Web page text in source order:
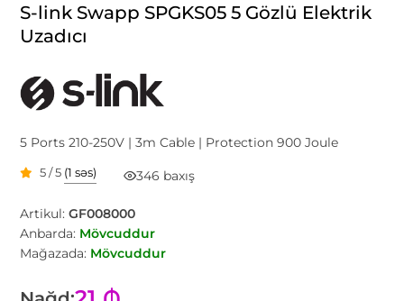
S-link Swapp SPGKS05 5 Gözlü Elektrik
Uzadıcı
5 Ports 210-250V | 3m Cable | Protection 900 Joule
5 / 5 (1 səs) 346 baxış
Artikul:GF008000
Anbarda: Mövcuddur
Mağazada: Mövcuddur